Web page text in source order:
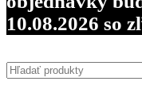
10.08.2026 so